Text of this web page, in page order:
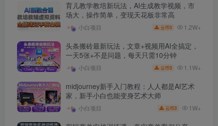
育儿教学教培新玩法，AI生成教学视频，市
场大，操作简单，变现天花板非常高
小白项目 云币3 1.2W+
头条搬砖最新玩法，文章+视频用AI全搞定，
一天5张+不是问题，每天只需10分钟
小白项目 云币3 1.1W+
midjourney新手入门教程：人人都是AI艺术
家，新手小白也能变身艺术大师
小白项目 云币3 1W+